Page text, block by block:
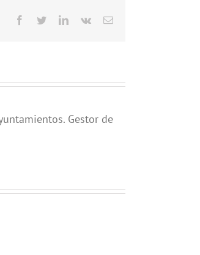
Facebook
TwitterLinkedIn
Vk
Correo
Gestor de